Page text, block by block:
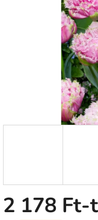
2 178 Ft-